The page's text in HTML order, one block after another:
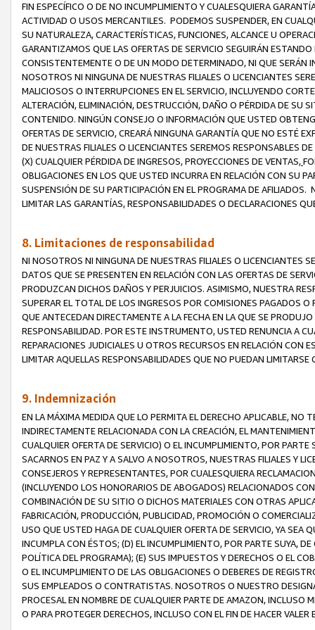
FIN ESPECÍFICO O DE NO INCUMPLIMIENTO Y CUALESQUIERA
ACTIVIDAD O USOS MERCANTILES. PODEMOS SUSPENDER, EN
SU NATURALEZA, CARACTERÍSTICAS, FUNCIONES, ALCANCE U
GARANTIZAMOS QUE LAS OFERTAS DE SERVICIO SEGUIRÁN
CONSISTENTEMENTE O DE UN MODO DETERMINADO, NI QUE SERÁN
NOSOTROS NI NINGUNA DE NUESTRAS FILIALES O LICENCIANTES
MALICIOSOS O INTERRUPCIONES EN EL SERVICIO, INCLUYENDO
ALTERACIÓN, ELIMINACIÓN, DESTRUCCIÓN, DAÑO O PÉRDIDA DE SU
CONTENIDO. NINGÚN CONSEJO O INFORMACIÓN QUE USTED
OFERTAS DE SERVICIO, CREARÁ NINGUNA GARANTÍA QUE NO ESTÉ
DE NUESTRAS FILIALES O LICENCIANTES SEREMOS RESPONSABLES
(X) CUALQUIER PÉRDIDA DE INGRESOS, PROYECCIONES DE VENTAS,
OBLIGACIONES EN LOS QUE USTED INCURRA EN RELACIÓN CON SU
SUSPENSIÓN DE SU PARTICIPACIÓN EN EL PROGRAMA DE
LIMITAR LAS GARANTÍAS, RESPONSABILIDADES O DECLARACIONES
8. Limitaciones de responsabilidad
NI NOSOTROS NI NINGUNA DE NUESTRAS FILIALES O LICENCIANTES
DATOS QUE SE PRESENTEN EN RELACIÓN CON LAS OFERTAS DE
PRODUZCAN DICHOS DAÑOS Y PERJUICIOS. ASIMISMO, NUESTRA
SUPERAR EL TOTAL DE LOS INGRESOS POR COMISIONES PAGADOS
QUE ANTECEDAN DIRECTAMENTE A LA FECHA EN LA QUE SE
RESPONSABILIDAD. POR ESTE INSTRUMENTO, USTED RENUNCIA A
REPARACIONES JUDICIALES U OTROS RECURSOS EN RELACIÓN CON
LIMITAR AQUELLAS RESPONSABILIDADES QUE NO PUEDAN LIMITARSE
9. Indemnización
EN LA MÁXIMA MEDIDA QUE LO PERMITA EL DERECHO APLICABLE,
INDIRECTAMENTE RELACIONADA CON LA CREACIÓN, EL
CUALQUIER OFERTA DE SERVICIO) O EL INCUMPLIMIENTO, POR
SACARNOS EN PAZ Y A SALVO A NOSOTROS, NUESTRAS FILIALES Y
CONSEJEROS Y REPRESENTANTES, POR CUALESQUIERA
(INCLUYENDO LOS HONORARIOS DE ABOGADOS) RELACIONADOS
COMBINACIÓN DE SU SITIO O DICHOS MATERIALES CON OTRAS
FABRICACIÓN, PRODUCCIÓN, PUBLICIDAD, PROMOCIÓN O
USO QUE USTED HAGA DE CUALQUIER OFERTA DE SERVICIO, YA SEA
INCUMPLA CON ÉSTOS; (D) EL INCUMPLIMIENTO, POR PARTE SUYA,
POLÍTICA DEL PROGRAMA); (E) SUS IMPUESTOS Y DERECHOS O EL
O EL INCUMPLIMIENTO DE LAS OBLIGACIONES O DEBERES DE
SUS EMPLEADOS O CONTRATISTAS. NOSOTROS O NUESTRO
PROCESAL EN NOMBRE DE CUALQUIER PARTE DE AMAZON, INCLUSO
O PARA PROTEGER DERECHOS, INCLUSO CON EL FIN DE HACER VALER